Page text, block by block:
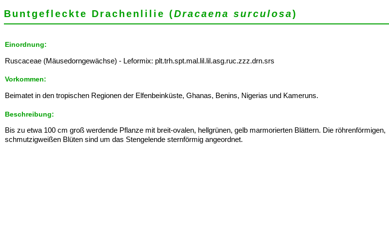
Buntgefleckte Drachenlilie (Dracaena surculosa)
Einordnung:
Ruscaceae (Mäusedorngewächse) - Leformix: plt.trh.spt.mal.lil.lil.asg.ruc.zzz.drn.srs
Vorkommen:
Beimatet in den tropischen Regionen der Elfenbeinküste, Ghanas, Benins, Nigerias und Kameruns.
Beschreibung:
Bis zu etwa 100 cm groß werdende Pflanze mit breit-ovalen, hellgrünen, gelb marmorierten Blättern. Die röhrenförmigen,
schmutzigweißen Blüten sind um das Stengelende sternförmig angeordnet.